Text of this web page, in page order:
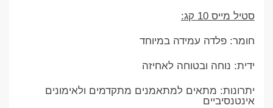
סטיל מייס 10 קג:
חומר: פלדה עמידה במיוחד
ידית: נוחה ובטוחה לאחיזה
יתרונות: מתאים למתאמנים מתקדמים ולאימונים
אינטנסיביים